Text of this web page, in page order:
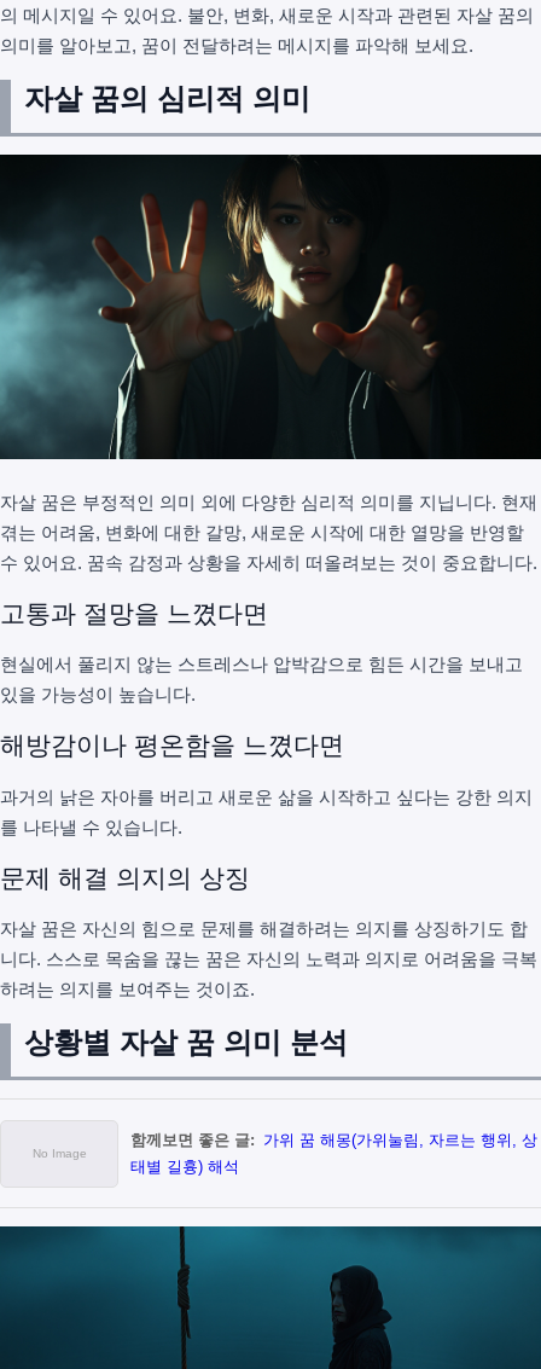
의 메시지일 수 있어요. 불안, 변화, 새로운 시작과 관련된 자살 꿈의
의미를 알아보고, 꿈이 전달하려는 메시지를 파악해 보세요.
자살 꿈의 심리적 의미
자살 꿈은 부정적인 의미 외에 다양한 심리적 의미를 지닙니다. 현재
겪는 어려움, 변화에 대한 갈망, 새로운 시작에 대한 열망을 반영할
수 있어요. 꿈속 감정과 상황을 자세히 떠올려보는 것이 중요합니다.
고통과 절망을 느꼈다면
현실에서 풀리지 않는 스트레스나 압박감으로 힘든 시간을 보내고
있을 가능성이 높습니다.
해방감이나 평온함을 느꼈다면
과거의 낡은 자아를 버리고 새로운 삶을 시작하고 싶다는 강한 의지
를 나타낼 수 있습니다.
문제 해결 의지의 상징
자살 꿈은 자신의 힘으로 문제를 해결하려는 의지를 상징하기도 합
니다. 스스로 목숨을 끊는 꿈은 자신의 노력과 의지로 어려움을 극복
하려는 의지를 보여주는 것이죠.
상황별 자살 꿈 의미 분석
함께보면 좋은 글: 가위 꿈 해몽(가위눌림, 자르는 행위, 상
태별 길흉) 해석